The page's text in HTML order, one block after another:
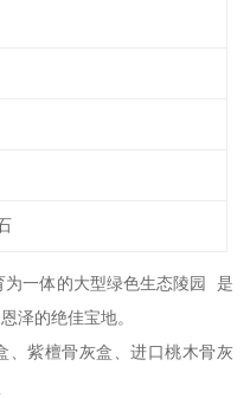
一体的大型绿色生态陵园 是
泽的绝佳宝地。
、紫檀骨灰盒、进口桃木骨灰